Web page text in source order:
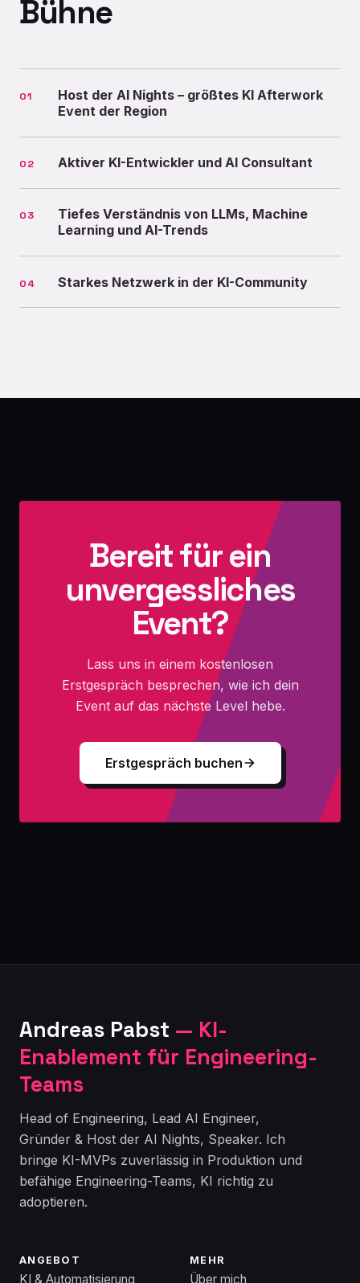
Bühne
01
Host der AI Nights – größtes KI Afterwork
Event der Region
02 Aktiver KI-Entwickler und AI Consultant
03
Tiefes Verständnis von LLMs, Machine
Learning und AI-Trends
04 Starkes Netzwerk in der KI-Community
Bereit für ein
unvergessliches
Event?
Lass uns in einem kostenlosen
Erstgespräch besprechen, wie ich dein
Event auf das nächste Level hebe.
Erstgespräch buchen
Andreas Pabst — KI-
Enablement für Engineering-
Teams
Head of Engineering, Lead AI Engineer,
Gründer & Host der AI Nights, Speaker. Ich
bringe KI-MVPs zuverlässig in Produktion und
befähige Engineering-Teams, KI richtig zu
adoptieren.
ANGEBOT
KI & Automatisierung
MEHR
Über mich